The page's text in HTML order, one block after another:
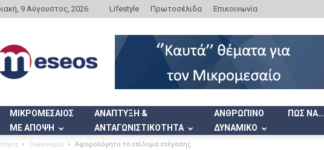
9 Αύγουστος, 2026 Lifestyle Πρωτοσέλιδα Επικοινωνία
ΜΙΚΡΟΜΕΣΑΙΟΣ
ΜΕ ΑΠΟΨΗ
ΑΝΑΠΤΥΞΗ &
ΑΝΤΑΓΩΝΙΣΤΙΚΟΤΗΤΑ
ΑΝΘΡΩΠΙΝΟ
ΔΥΝΑΜΙΚΟ
ΠΩΣ ΝΑ…
Οικονομία Αφορολόγητο το επίδομα στέγασης